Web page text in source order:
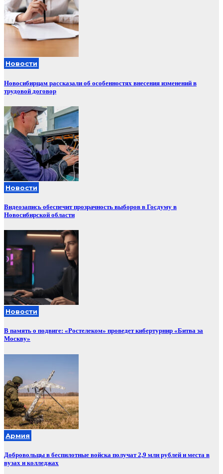
Новости
Новосибирцам рассказали об особенностях внесения изменений в
трудовой договор
Новости
Видеозапись обеспечит прозрачность выборов в Госдуму в
Новосибирской области
Новости
В память о подвиге: «Ростелеком» проведет кибертурнир «Битва за
Москву»
Армия
Добровольцы в беспилотные войска получат 2,9 млн рублей и места в
вузах и колледжах